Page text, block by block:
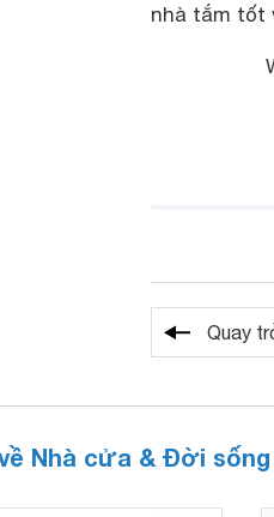
nhà tắm tốt
Quay
Nhà cửa & Đời sống